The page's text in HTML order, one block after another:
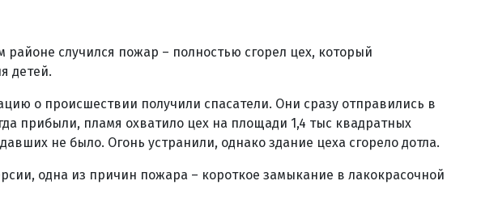
районе случился пожар – полностью сгорел цех, который
детей.
о происшествии получили спасатели. Они сразу отправились в
прибыли, пламя охватило цех на площади 1,4 тыс квадратных
не было. Огонь устранили, однако здание цеха сгорело дотла.
одна из причин пожара – короткое замыкание в лакокрасочной